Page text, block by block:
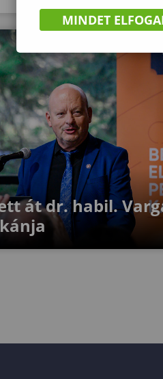
át dr. habil.
MINDET